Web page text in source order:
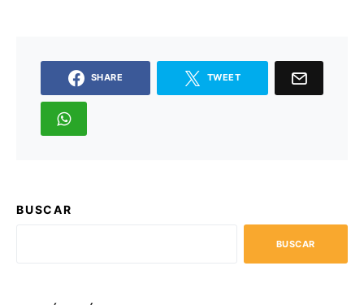
SHARE TWEET
BUSCAR
BUSCAR